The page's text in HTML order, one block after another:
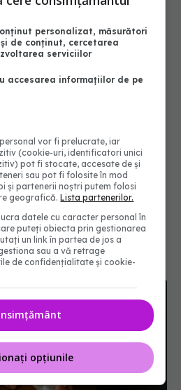
personalizat, măsurători
de conținut, cercetarea
serviciilor
accesarea informațiilor de pe
vor fi prelucrate, iar
(cookie-uri, identificatori unici
pot fi stocate, accesate de și
sau pot fi folosite în mod
și partenerii noștri putem folosi
geografică.Lista partenerilor.
datele cu caracter personal în
puteți obiecta prin gestionarea
un link în partea de jos a
sau a vă retrage
de confidențialitate și cookie-
opțiunile